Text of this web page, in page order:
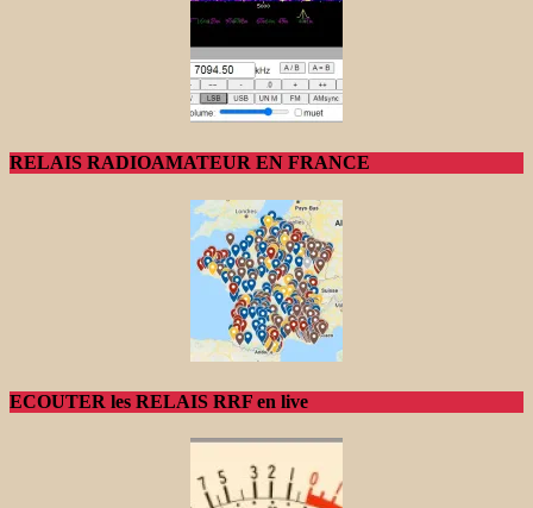
RELAIS RADIOAMATEUR EN FRANCE
ECOUTER les RELAIS RRF en live